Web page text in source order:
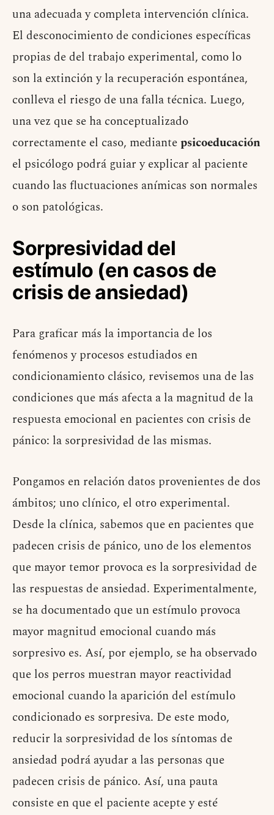
una adecuada y completa intervención clínica.
El desconocimiento de condiciones específicas
propias de del trabajo experimental, como lo
son la extinción y la recuperación espontánea,
conlleva el riesgo de una falla técnica. Luego,
una vez que se ha conceptualizado
correctamente el caso, mediantepsicoeducación
el psicólogo podrá guiar y explicar al paciente
cuando las fluctuaciones anímicas son normales
o son patológicas.
Sorpresividad del
estímulo (en casos de
crisis de ansiedad)
Para graficar más la importancia de los
fenómenos y procesos estudiados en
condicionamiento clásico, revisemos una de las
condiciones que más afecta a la magnitud de la
respuesta emocional en pacientes con crisis de
pánico: la sorpresividad de las mismas.
Pongamos en relación datos provenientes de dos
ámbitos; uno clínico, el otro experimental.
Desde la clínica, sabemos que en pacientes que
padecen crisis de pánico, uno de los elementos
que mayor temor provoca es la sorpresividad de
las respuestas de ansiedad. Experimentalmente,
se ha documentado que un estímulo provoca
mayor magnitud emocional cuando más
sorpresivo es. Así, por ejemplo, se ha observado
que los perros muestran mayor reactividad
emocional cuando la aparición del estímulo
condicionado es sorpresiva. De este modo,
reducir la sorpresividad de los síntomas de
ansiedad podrá ayudar a las personas que
padecen crisis de pánico. Así, una pauta
consiste en que el paciente acepte y esté